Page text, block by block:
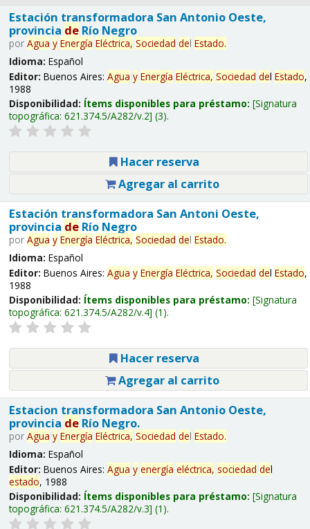
Estación transformadora San Antonio Oeste,
provincia deRío Negro
por Agua y Energía Eléctrica, Sociedad del Estado.
Idioma: Español
Editor: Buenos Aires: Agua y Energía Eléctrica, Sociedad del Estado,
1988
Disponibilidad: Ítems disponibles para préstamo: Signatura
topográfica: 621.374.5/A282/v.2 (3).
Hacer reserva
Agregar al carrito
Estación transformadora San Antoni Oeste,
provincia deRío Negro
por Agua y Energía Eléctrica, Sociedad del Estado.
Idioma: Español
Editor: Buenos Aires: Agua y Energía Eléctrica, Sociedad del Estado,
1988
Disponibilidad: Ítems disponibles para préstamo: Signatura
topográfica: 621.374.5/A282/v.4 (1).
Hacer reserva
Agregar al carrito
Estacion transformadora San Antonio Oeste,
provincia deRío Negro.
por Agua y Energía Eléctrica, Sociedad del Estado.
Idioma: Español
Editor: Buenos Aires: Agua y energía eléctrica, sociedad del
estado, 1988
Disponibilidad: Ítems disponibles para préstamo: Signatura
topográfica: 621.374.5/A282/v.3 (1).